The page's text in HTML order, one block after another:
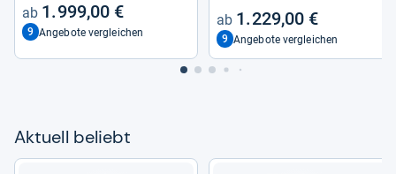
1.999,00 €
9 Angebote vergleichen
1.229,00 €
9 Angebote vergleichen
Aktu­ell beliebt